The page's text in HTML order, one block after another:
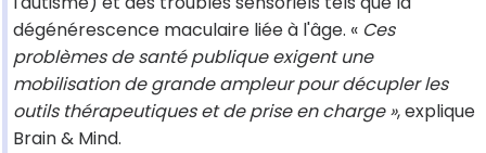
dégénérescence maculaire liée à l'âge. « Ces
problèmes de santé publique exigent une
mobilisation de grande ampleur pour décupler les
outils thérapeutiques et de prise en charge », explique
Brain & Mind.